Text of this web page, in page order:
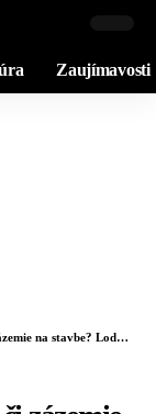
Zaujímavosti
ponúkajú flexibilnú alternatívu